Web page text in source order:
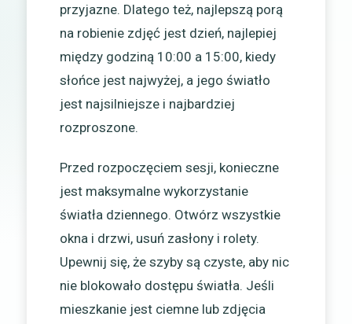
przyjazne. Dlatego też, najlepszą porą
na robienie zdjęć jest dzień, najlepiej
między godziną 10:00 a 15:00, kiedy
słońce jest najwyżej, a jego światło
jest najsilniejsze i najbardziej
rozproszone.
Przed rozpoczęciem sesji, konieczne
jest maksymalne wykorzystanie
światła dziennego. Otwórz wszystkie
okna i drzwi, usuń zasłony i rolety.
Upewnij się, że szyby są czyste, aby nic
nie blokowało dostępu światła. Jeśli
mieszkanie jest ciemne lub zdjęcia